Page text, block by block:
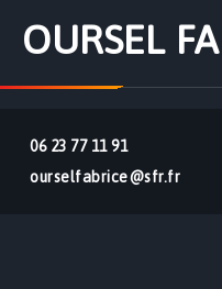
OURSEL
06 23 77 11 91
ourselfabrice@sfr.fr